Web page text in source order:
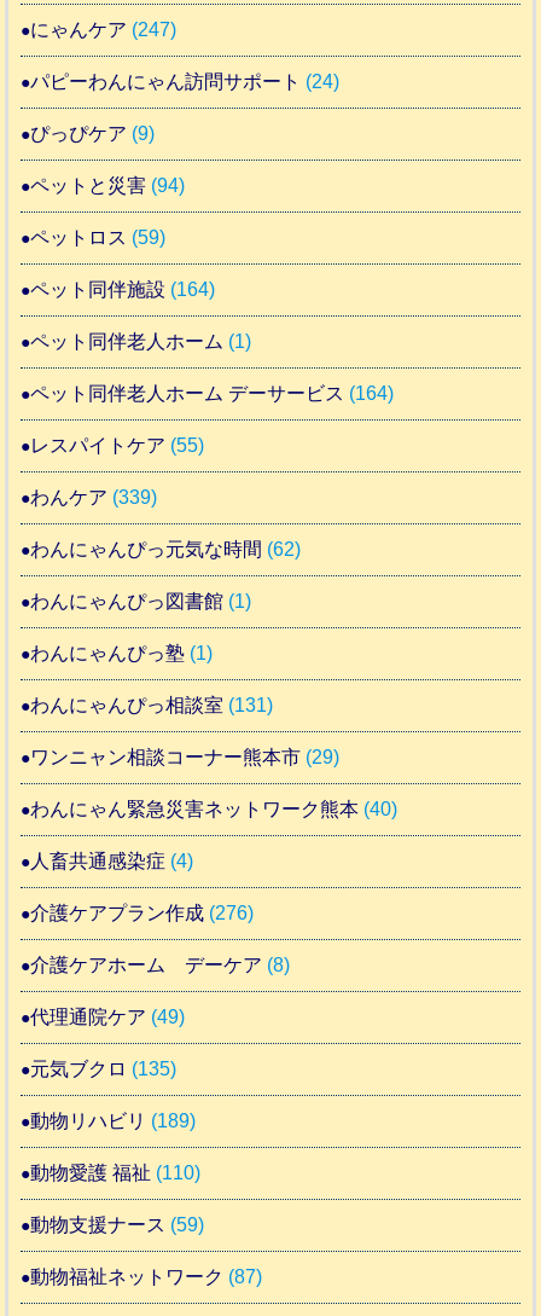
にゃんケア (247)
パピーわんにゃん訪問サポート (24)
ぴっぴケア (9)
ペットと災害 (94)
ペットロス (59)
ペット同伴施設 (164)
ペット同伴老人ホーム (1)
ペット同伴老人ホーム デーサービス (164)
レスパイトケア (55)
わんケア (339)
わんにゃんぴっ元気な時間 (62)
わんにゃんぴっ図書館 (1)
わんにゃんぴっ塾 (1)
わんにゃんぴっ相談室 (131)
ワンニャン相談コーナー熊本市 (29)
わんにゃん緊急災害ネットワーク熊本 (40)
人畜共通感染症 (4)
介護ケアプラン作成 (276)
介護ケアホーム デーケア (8)
代理通院ケア (49)
元気ブクロ (135)
動物リハビリ (189)
動物愛護 福祉 (110)
動物支援ナース (59)
動物福祉ネットワーク (87)